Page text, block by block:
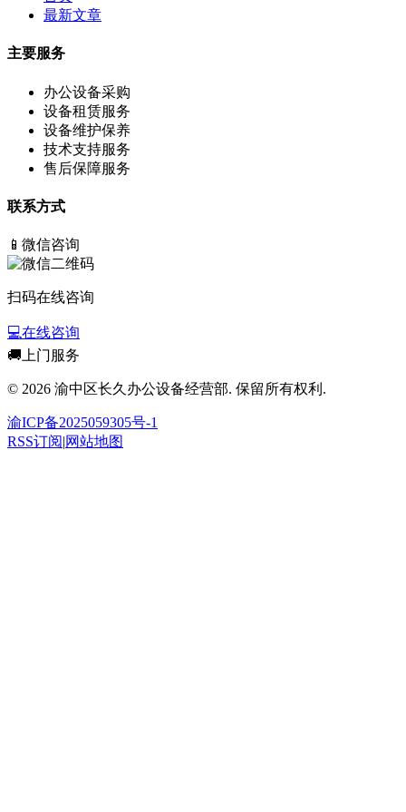
最新文章
主要服务
办公设备采购
设备租赁服务
设备维护保养
技术支持服务
售后保障服务
联系方式
📱 微信咨询
扫码在线咨询
💻在线咨询
🚚 上门服务
© 2026 渝中区长久办公设备经营部. 保留所有权利.
渝ICP备2025059305号-1
RSS订阅|网站地图